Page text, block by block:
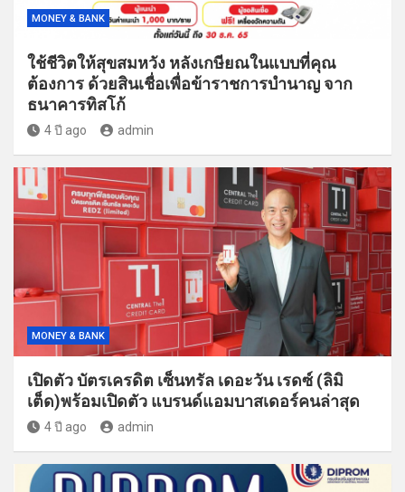
MONEY & BANK
ใช้ชีวิตให้สุขสมหวัง หลังเกษียณในแบบที่คุณ
ต้องการ ด้วยสินเชื่อเพื่อข้าราชการบำนาญ จาก
ธนาคารทิสโก้
4 ปี ago admin
MONEY & BANK
เปิดตัว บัตรเครดิต เซ็นทรัล เดอะวัน เรดซ์ (ลิมิ
เต็ด)พร้อมเปิดตัว แบรนด์แอมบาสเดอร์คนล่าสุด
4 ปี ago admin